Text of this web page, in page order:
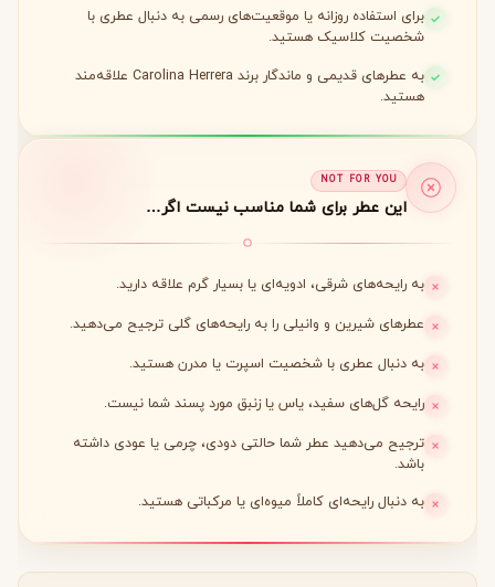
برای استفاده روزانه یا موقعیت‌های رسمی به دنبال عطری با
شخصیت کلاسیک هستید.
به عطرهای قدیمی و ماندگار برند Carolina Herrera علاقه‌مند
هستید.
NOT FOR YOU
این عطر برای شما مناسب نیست اگر…
به رایحه‌های شرقی، ادویه‌ای یا بسیار گرم علاقه دارید.
عطرهای شیرین و وانیلی را به رایحه‌های گلی ترجیح می‌دهید.
به دنبال عطری با شخصیت اسپرت یا مدرن هستید.
رایحه گل‌های سفید، یاس یا زنبق مورد پسند شما نیست.
ترجیح می‌دهید عطر شما حالتی دودی، چرمی یا عودی داشته
باشد.
به دنبال رایحه‌ای کاملاً میوه‌ای یا مرکباتی هستید.